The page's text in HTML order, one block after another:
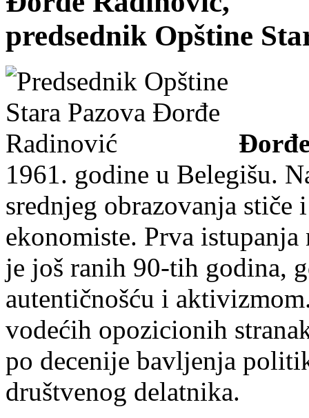
predsednik Opštine
1961. godine u Belegišu.
srednjeg obrazovanja
ekonomiste. Prva
je još ranih 90-tih godina,
autentičnošću i
vodećih opozicionih
po decenije bavljenja
društvenog delatnika.